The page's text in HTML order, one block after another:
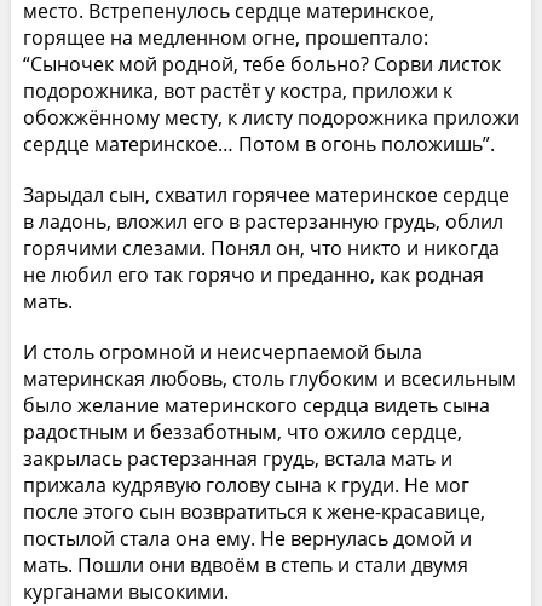
место. Встрепенулось сердце материнское,
горящее на медленном огне, прошептало:
“Сыночек мой родной, тебе больно? Сорви листок
подорожника, вот растёт у костра, приложи к
обожжённому месту, к листу подорожника приложи
сердце материнское… Потом в огонь положишь”.
Зарыдал сын, схватил горячее материнское сердце
в ладонь, вложил его в растерзанную грудь, облил
горячими слезами. Понял он, что никто и никогда
не любил его так горячо и преданно, как родная
мать.
И столь огромной и неисчерпаемой была
материнская любовь, столь глубоким и всесильным
было желание материнского сердца видеть сына
радостным и беззаботным, что ожило сердце,
закрылась растерзанная грудь, встала мать и
прижала кудрявую голову сына к груди. Не мог
после этого сын возвратиться к жене-красавице,
постылой стала она ему. Не вернулась домой и
мать. Пошли они вдвоём в степь и стали двумя
курганами высокими.